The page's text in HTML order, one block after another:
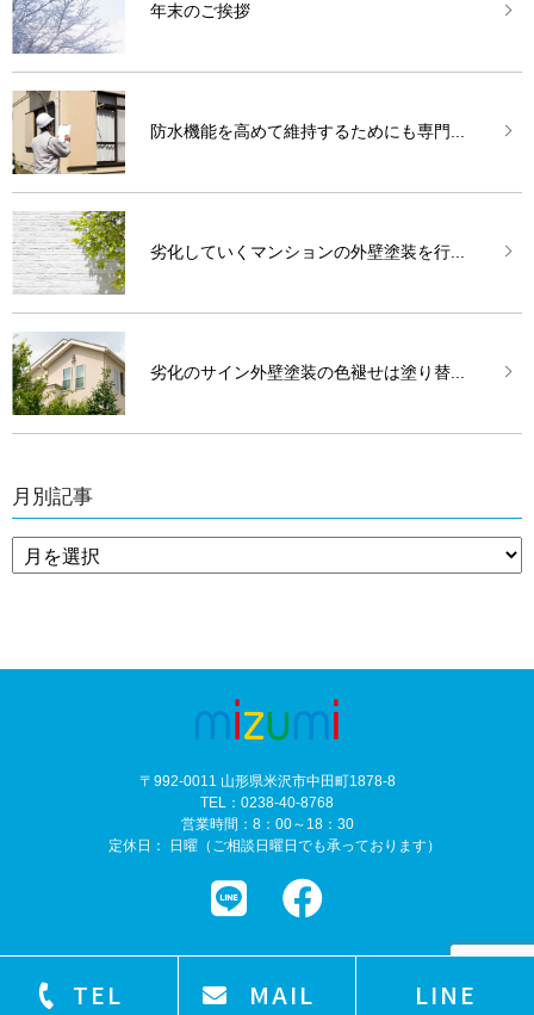
年末のご挨拶
防水機能を高めて維持するためにも専門...
劣化していくマンションの外壁塗装を行...
劣化のサイン外壁塗装の色褪せは塗り替...
月別記事
TEL MAIL LINE
〒992-0011 山形県米沢市中田町1878-8
TEL：0238-40-8768
営業時間：8：00～18：30
定休日： 日曜（ご相談日曜日でも承っております）